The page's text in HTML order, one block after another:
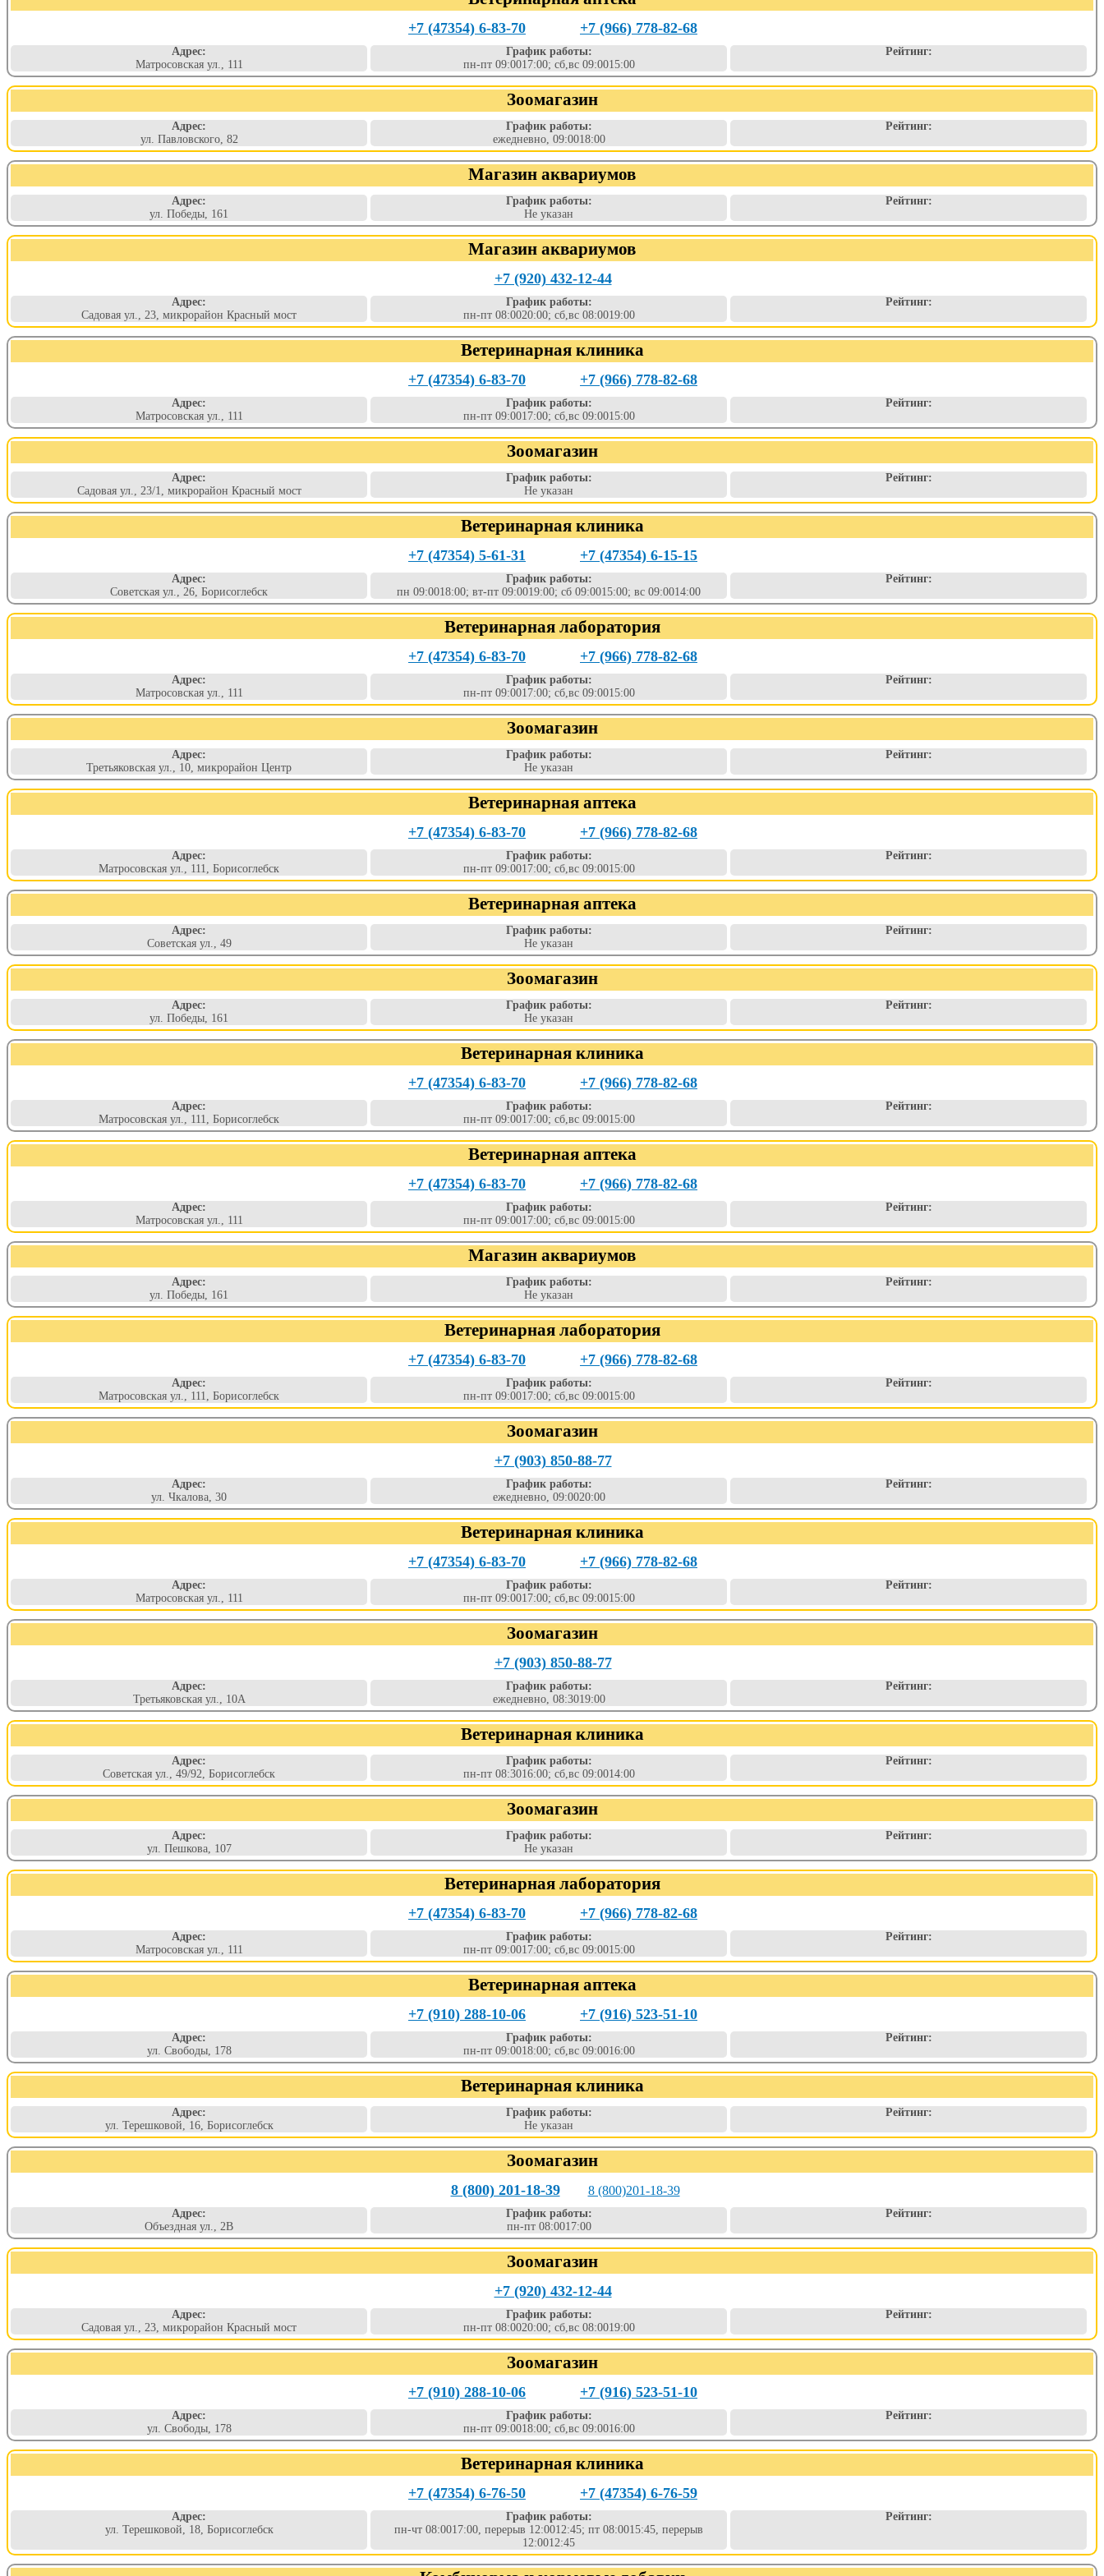
+7 (47354) 6-83-70 +7 (966) 778-82-68
Адрес:
Матросовская ул., 111
График работы:
пн-пт 09:0017:00; сб,вс 09:0015:00
Рейтинг:
Зоомагазин
Адрес:
ул. Павловского, 82
График работы:
ежедневно, 09:0018:00
Рейтинг:
Магазин аквариумов
Адрес:
ул. Победы, 161
График работы:
Не указан
Рейтинг:
Магазин аквариумов
+7 (920) 432-12-44
Адрес:
Садовая ул., 23, микрорайон Красный мост
График работы:
пн-пт 08:0020:00; сб,вс 08:0019:00
Рейтинг:
Ветеринарная клиника
+7 (47354) 6-83-70 +7 (966) 778-82-68
Адрес:
Матросовская ул., 111
График работы:
пн-пт 09:0017:00; сб,вс 09:0015:00
Рейтинг:
Зоомагазин
Адрес:
Садовая ул., 23/1, микрорайон Красный мост
График работы:
Не указан
Рейтинг:
Ветеринарная клиника
+7 (47354) 5-61-31 +7 (47354) 6-15-15
Адрес:
Советская ул., 26, Борисоглебск
График работы:
пн 09:0018:00; вт-пт 09:0019:00; сб 09:0015:00; вс 09:0014:00
Рейтинг:
Ветеринарная лаборатория
+7 (47354) 6-83-70 +7 (966) 778-82-68
Адрес:
Матросовская ул., 111
График работы:
пн-пт 09:0017:00; сб,вс 09:0015:00
Рейтинг:
Зоомагазин
Адрес:
Третьяковская ул., 10, микрорайон Центр
График работы:
Не указан
Рейтинг:
Ветеринарная аптека
+7 (47354) 6-83-70 +7 (966) 778-82-68
Адрес:
Матросовская ул., 111, Борисоглебск
График работы:
пн-пт 09:0017:00; сб,вс 09:0015:00
Рейтинг:
Ветеринарная аптека
Адрес:
Советская ул., 49
График работы:
Не указан
Рейтинг:
Зоомагазин
Адрес:
ул. Победы, 161
График работы:
Не указан
Рейтинг:
Ветеринарная клиника
+7 (47354) 6-83-70 +7 (966) 778-82-68
Адрес:
Матросовская ул., 111, Борисоглебск
График работы:
пн-пт 09:0017:00; сб,вс 09:0015:00
Рейтинг:
Ветеринарная аптека
+7 (47354) 6-83-70 +7 (966) 778-82-68
Адрес:
Матросовская ул., 111
График работы:
пн-пт 09:0017:00; сб,вс 09:0015:00
Рейтинг:
Магазин аквариумов
Адрес:
ул. Победы, 161
График работы:
Не указан
Рейтинг:
Ветеринарная лаборатория
+7 (47354) 6-83-70 +7 (966) 778-82-68
Адрес:
Матросовская ул., 111, Борисоглебск
График работы:
пн-пт 09:0017:00; сб,вс 09:0015:00
Рейтинг:
Зоомагазин
+7 (903) 850-88-77
Адрес:
ул. Чкалова, 30
График работы:
ежедневно, 09:0020:00
Рейтинг:
Ветеринарная клиника
+7 (47354) 6-83-70 +7 (966) 778-82-68
Адрес:
Матросовская ул., 111
График работы:
пн-пт 09:0017:00; сб,вс 09:0015:00
Рейтинг:
Зоомагазин
+7 (903) 850-88-77
Адрес:
Третьяковская ул., 10А
График работы:
ежедневно, 08:3019:00
Рейтинг:
Ветеринарная клиника
Адрес:
Советская ул., 49/92, Борисоглебск
График работы:
пн-пт 08:3016:00; сб,вс 09:0014:00
Рейтинг:
Зоомагазин
Адрес:
ул. Пешкова, 107
График работы:
Не указан
Рейтинг:
Ветеринарная лаборатория
+7 (47354) 6-83-70 +7 (966) 778-82-68
Адрес:
Матросовская ул., 111
График работы:
пн-пт 09:0017:00; сб,вс 09:0015:00
Рейтинг:
Ветеринарная аптека
+7 (910) 288-10-06 +7 (916) 523-51-10
Адрес:
ул. Свободы, 178
График работы:
пн-пт 09:0018:00; сб,вс 09:0016:00
Рейтинг:
Ветеринарная клиника
Адрес:
ул. Терешковой, 16, Борисоглебск
График работы:
Не указан
Рейтинг:
Зоомагазин
8 (800) 201-18-39 8 (800)201-18-39
Адрес:
Объездная ул., 2В
График работы:
пн-пт 08:0017:00
Рейтинг:
Зоомагазин
+7 (920) 432-12-44
Адрес:
Садовая ул., 23, микрорайон Красный мост
График работы:
пн-пт 08:0020:00; сб,вс 08:0019:00
Рейтинг:
Зоомагазин
+7 (910) 288-10-06 +7 (916) 523-51-10
Адрес:
ул. Свободы, 178
График работы:
пн-пт 09:0018:00; сб,вс 09:0016:00
Рейтинг:
Ветеринарная клиника
+7 (47354) 6-76-50 +7 (47354) 6-76-59
Адрес:
ул. Терешковой, 18, Борисоглебск
График работы:
пн-чт 08:0017:00, перерыв 12:0012:45; пт 08:0015:45, перерыв
12:0012:45
Рейтинг: